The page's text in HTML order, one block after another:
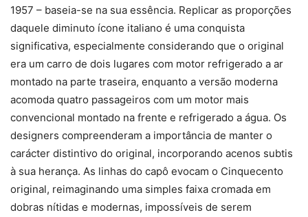
1957 – baseia-se na sua essência. Replicar as proporções
daquele diminuto ícone italiano é uma conquista
significativa, especialmente considerando que o original
era um carro de dois lugares com motor refrigerado a ar
montado na parte traseira, enquanto a versão moderna
acomoda quatro passageiros com um motor mais
convencional montado na frente e refrigerado a água. Os
designers compreenderam a importância de manter o
carácter distintivo do original, incorporando acenos subtis
à sua herança. As linhas do capô evocam o Cinquecento
original, reimaginando uma simples faixa cromada em
dobras nítidas e modernas, impossíveis de serem